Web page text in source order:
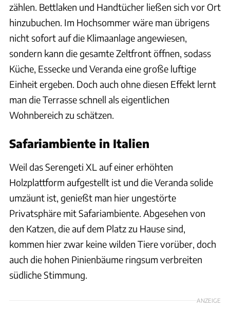
zählen. Bettlaken und Handtücher ließen sich vor Ort
hinzubuchen. Im Hochsommer wäre man übrigens
nicht sofort auf die Klimaanlage angewiesen,
sondern kann die gesamte Zeltfront öffnen, sodass
Küche, Essecke und Veranda eine große luftige
Einheit ergeben. Doch auch ohne diesen Effekt lernt
man die Terrasse schnell als eigentlichen
Wohnbereich zu schätzen.
Safariambiente in Italien
Weil das Serengeti XL auf einer erhöhten
Holzplattform aufgestellt ist und die Veranda solide
umzäunt ist, genießt man hier ungestörte
Privatsphäre mit Safariambiente. Abgesehen von
den Katzen, die auf dem Platz zu Hause sind,
kommen hier zwar keine wilden Tiere vorüber, doch
auch die hohen Pinienbäume ringsum verbreiten
südliche Stimmung.
ANZEIGE